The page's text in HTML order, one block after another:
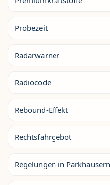
Probezeit
Radarwarner
Radiocode
Rebound-Effekt
Rechtsfahrgebot
Regelungen in Parkhäusern